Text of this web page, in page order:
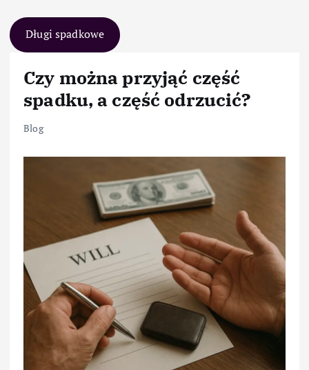
Długi spadkowe
Czy można przyjąć część
spadku, a część odrzucić?
Blog